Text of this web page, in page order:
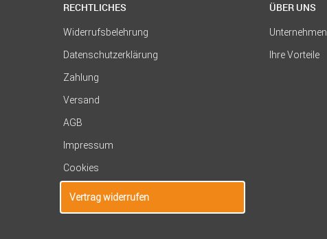
RECHTLICHES
Widerrufsbelehrung
Datenschutzerklärung
Zahlung
Versand
AGB
Impressum
Cookies
Vertrag widerrufen
ÜBER UNS
Unternehmen
Ihre Vorteile